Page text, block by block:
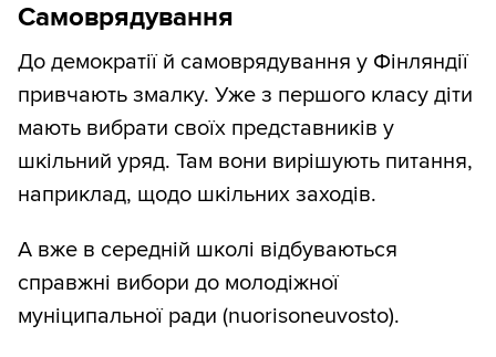
Самоврядування
До демократії й самоврядування у Фінляндії
привчають змалку. Уже з першого класу діти
мають вибрати своїх представників у
шкільний уряд. Там вони вирішують питання,
наприклад, щодо шкільних заходів.
А вже в середній школі відбуваються
справжні вибори до молодіжної
муніципальної ради (nuorisoneuvosto).